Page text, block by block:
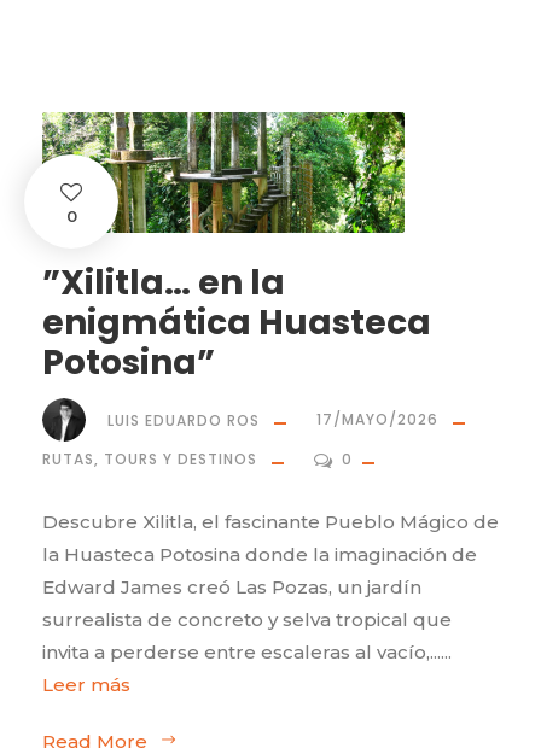
0
”Xilitla… en la
enigmática Huasteca
Potosina”
LUIS EDUARDO ROS
17/MAYO/2026
RUTAS, TOURS Y DESTINOS
0
Descubre Xilitla, el fascinante Pueblo Mágico de
la Huasteca Potosina donde la imaginación de
Edward James creó Las Pozas, un jardín
surrealista de concreto y selva tropical que
invita a perderse entre escaleras al vacío,......
Leer más
Read More